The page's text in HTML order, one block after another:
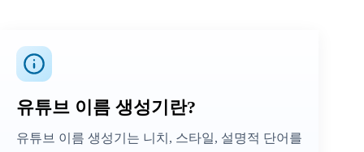
유튜브 이름 생성기란?
유튜브 이름 생성기는 니치, 스타일, 설명적 단어를